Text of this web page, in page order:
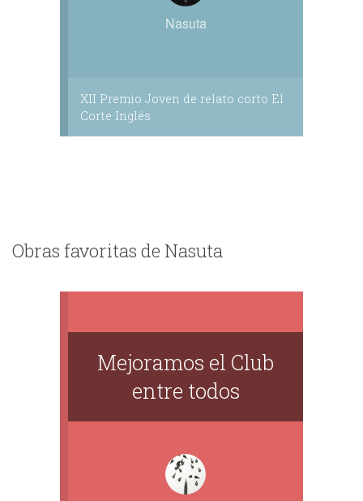
Nasuta
XII Premio Joven de relato corto El
Corte Inglés
Obras favoritas de Nasuta
Mejoramos el Club
entre todos